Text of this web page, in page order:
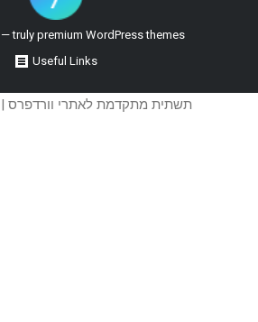
Dream-Theme — truly
premium WordPress themes
Useful Links
תשתית מתקדמת לאתרי וורדפרס |